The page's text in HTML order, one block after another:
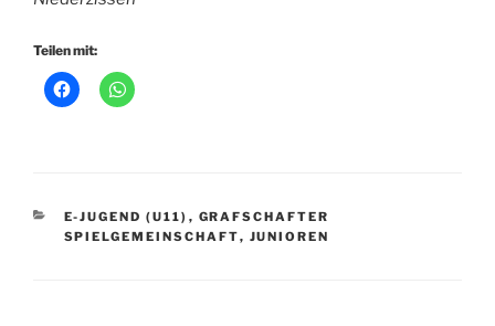
Teilen mit:
KATEGORIEN
E-JUGEND (U11) , GRAFSCHAFTER
SPIELGEMEINSCHAFT, JUNIOREN